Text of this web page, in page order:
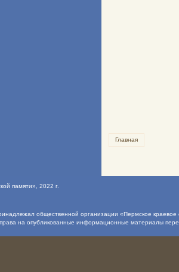
Главная
памяти» , 2022 г.
общественной организации «Пермское
на опубликованные информационные материалы